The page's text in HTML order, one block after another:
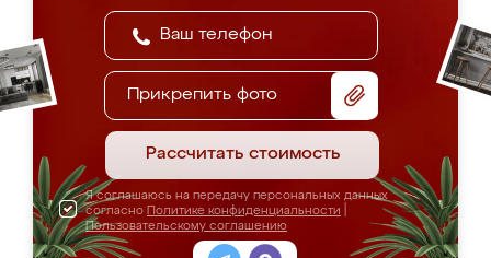
Прикрепить фото
Рассчитать стоимость
Я соглашаюсь на передачу персональных данных
согласно Политике конфиденциальности
Пользовательскому соглашению